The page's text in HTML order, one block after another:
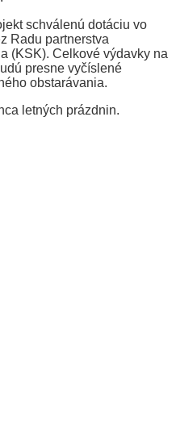
schválenú dotáciu vo
Radu partnerstva
(KSK). Celkové výdavky na
presne vyčíslené
obstarávania.
letných prázdnin.